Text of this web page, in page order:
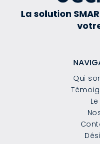
La solution
Qui